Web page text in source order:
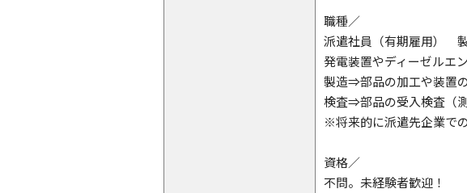
職種／
派遣社員（有期雇用）
発電装置やディーゼルエ
製造⇒部品の加工や装置
検査⇒部品の受入検査（
※将来的に派遣先企業で
資格／
不問。未経験者歓迎！